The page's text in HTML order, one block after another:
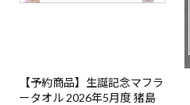
【予約商品】生誕記念マフラ
ータオル 2026年5月度 猪島